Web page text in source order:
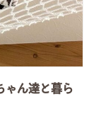
ゃん達と暮ら